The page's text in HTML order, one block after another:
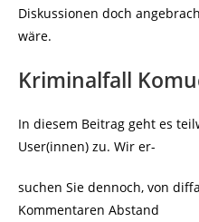
Diskussionen doch
wäre.
Kriminalfall
In diesem Beitrag geht es
User(innen) zu. Wir er-
suchen Sie dennoch, von
Kommentaren Abstand